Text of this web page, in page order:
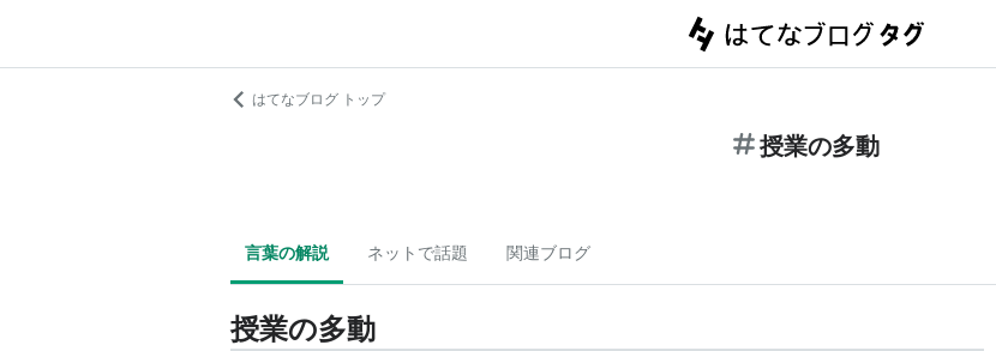
はてなブログ トップ
授業の多動
言葉の解説 ネットで話題 関連ブログ
授業の多動